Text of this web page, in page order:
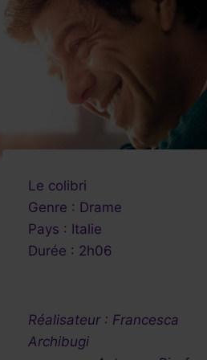
Le colibri
Genre : Drame
Pays : Italie
Durée : 2h06
Réalisateur : Francesca